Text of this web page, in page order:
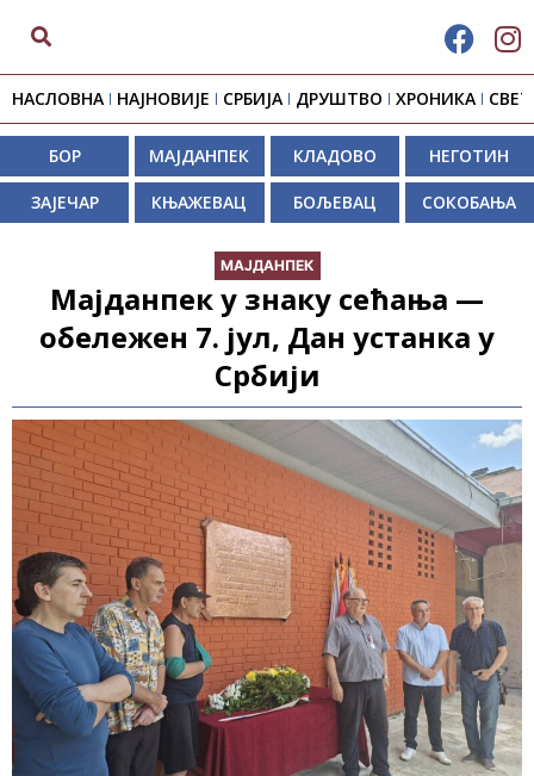
НАСЛОВНА НАЈНОВИЈЕ СРБИЈА ДРУШТВО ХРОНИКА СВЕТ
БОР МАЈДАНПЕК КЛАДОВО НЕГОТИН
ЗАЈЕЧАР КЊАЖЕВАЦ БОЉЕВАЦ СОКОБАЊА
МАЈДАНПЕК
Мајданпек у знаку сећања —
обележен 7. јул, Дан устанка у
Србији